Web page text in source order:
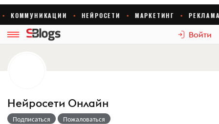
Войти
Нейросети Онлайн
Подписаться Пожаловаться